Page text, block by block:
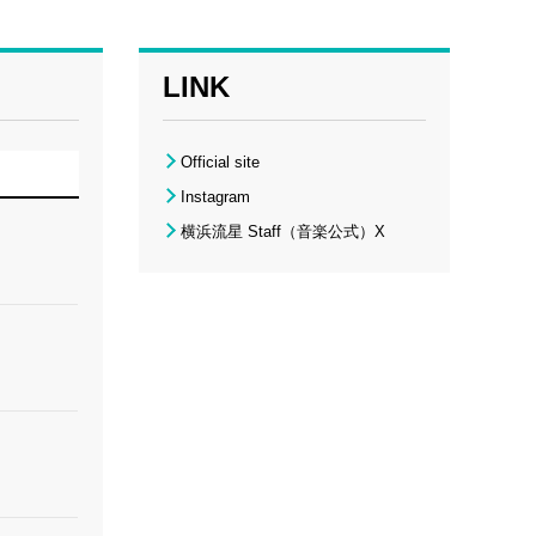
LINK
Official site
Instagram
横浜流星 Staff（音楽公式）X